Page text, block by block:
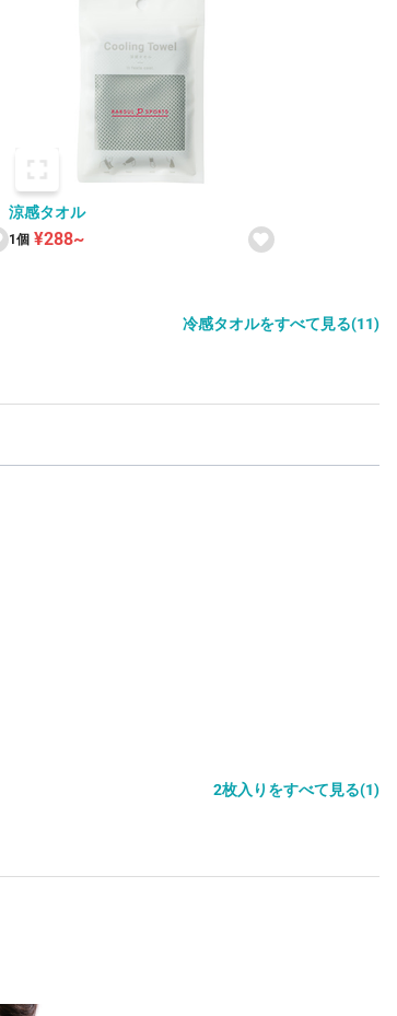
涼感タオル
1個 ¥288~
冷感タオルをすべて見る(11)
2枚入りをすべて見る(1)